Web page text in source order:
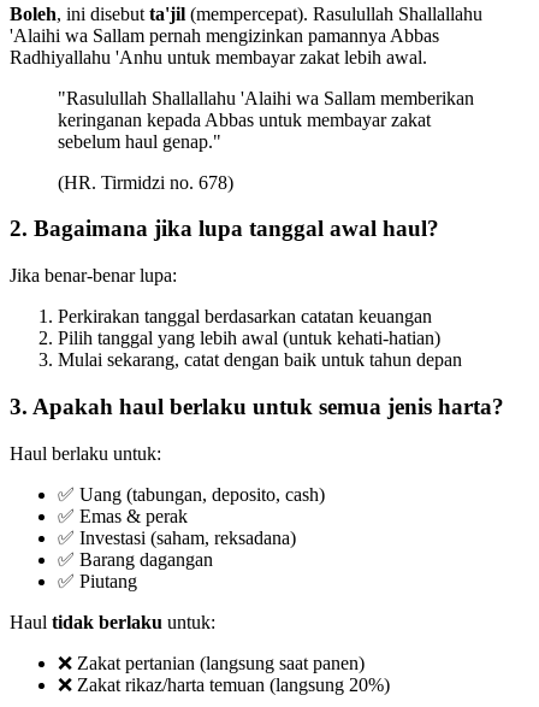
Boleh, ini disebut ta'jil (mempercepat). Rasulullah Shallallahu
'Alaihi wa Sallam pernah mengizinkan pamannya Abbas
Radhiyallahu 'Anhu untuk membayar zakat lebih awal.
"Rasulullah Shallallahu 'Alaihi wa Sallam memberikan
keringanan kepada Abbas untuk membayar zakat
sebelum haul genap."
(HR. Tirmidzi no. 678)
2. Bagaimana jika lupa tanggal awal haul?
Jika benar-benar lupa:
Perkirakan tanggal berdasarkan catatan keuangan
Pilih tanggal yang lebih awal (untuk kehati-hatian)
Mulai sekarang, catat dengan baik untuk tahun depan
3. Apakah haul berlaku untuk semua jenis harta?
Haul berlaku untuk:
✅ Uang (tabungan, deposito, cash)
✅ Emas & perak
✅ Investasi (saham, reksadana)
✅ Barang dagangan
✅ Piutang
Haul tidak berlaku untuk:
❌ Zakat pertanian (langsung saat panen)
❌ Zakat rikaz/harta temuan (langsung 20%)